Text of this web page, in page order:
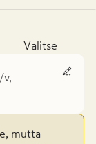
Valitse
v,
mutta